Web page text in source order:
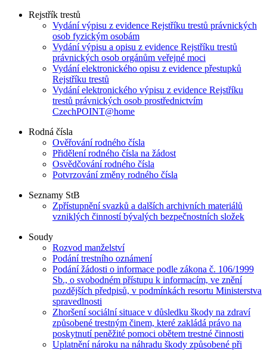
Rejstřík trestů
Vydání výpisu z evidence Rejstříku trestů právnických
osob fyzickým osobám
Vydání výpisu a opisu z evidence Rejstříku trestů
právnických osob orgánům veřejné moci
Vydání elektronického opisu z evidence přestupků
Rejstříku trestů
Vydání elektronického výpisu z evidence Rejstříku
trestů právnických osob prostřednictvím
CzechPOINT@home
Rodná čísla
Ověřování rodného čísla
Přidělení rodného čísla na žádost
Osvědčování rodného čísla
Potvrzování změny rodného čísla
Seznamy StB
Zpřístupnění svazků a dalších archivních materiálů
vzniklých činností bývalých bezpečnostních složek
Soudy
Rozvod manželství
Podání trestního oznámení
Podání žádosti o informace podle zákona č. 106/1999
Sb., o svobodném přístupu k informacím, ve znění
pozdějších předpisů, v podmínkách resortu Ministerstva
spravedlnosti
Zhoršení sociální situace v důsledku škody na zdraví
způsobené trestným činem, které zakládá právo na
poskytnutí peněžité pomoci obětem trestné činnosti
Uplatnění nároku na náhradu škody způsobené při